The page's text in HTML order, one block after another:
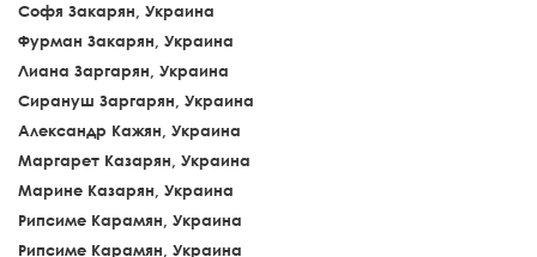
Софя Закарян, Украина
Фурман Закарян, Украина
Лиана Заргарян, Украина
Сирануш Заргарян, Украина
Александр Кажян, Украина
Маргарет Казарян, Украина
Марине Казарян, Украина
Рипсиме Карамян, Украина
Рипсиме Карамян, Украина